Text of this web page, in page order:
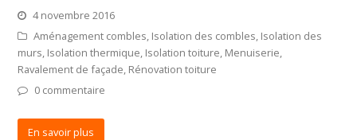
4 novembre 2016
Aménagement combles, Isolation des combles, Isolation des
murs, Isolation thermique, Isolation toiture, Menuiserie,
Ravalement de façade, Rénovation toiture
0 commentaire
En savoir plus